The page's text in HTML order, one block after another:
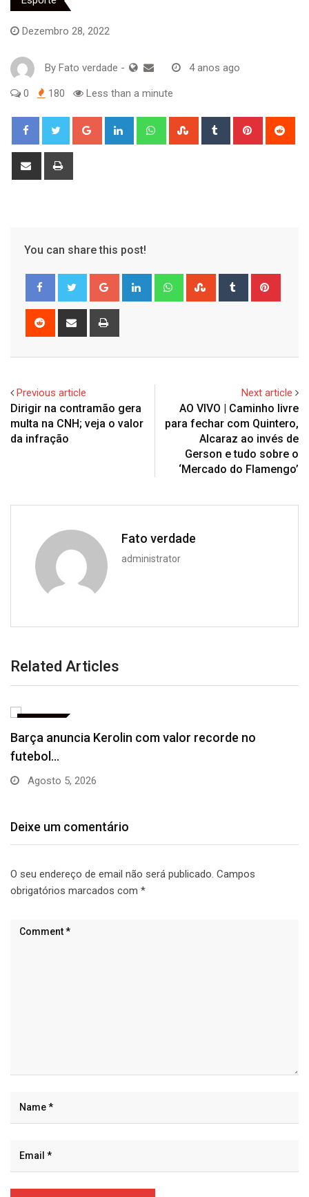
Dezembro 28, 2022
By Fato verdade - 4 anos ago
0 180 Less than a minute
Google+ LinkedIn WhatsappStumbleUpon
Tumblr Pinterest
Share
You can share this post!
Google+ LinkedIn WhatsappStumbleUpon
Tumblr
Reddit
Share
Previous article
Dirigir na contramão gera
multa na CNH; veja o valor
da infração
Next article
AO VIVO | Caminho livre
para fechar com Quintero,
Alcaraz ao invés de
Gerson e tudo sobre o
‘Mercado do Flamengo’
Fato verdade
administrator
Related Articles
Vitória puxa histórico de Abel e questiona
declaração…
Julho 31, 2026
Deixe um comentário
O seu endereço de email não será publicado. Campos
obrigatórios marcados com *